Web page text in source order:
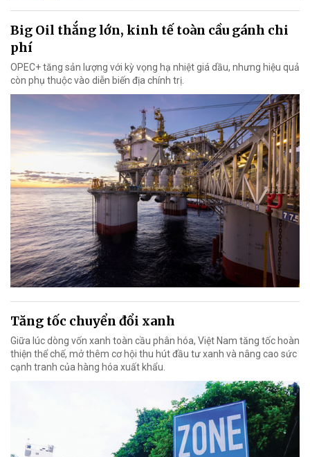
Big Oil thắng lớn, kinh tế toàn cầu gánh chi
phí
OPEC+ tăng sản lượng với kỳ vọng hạ nhiệt giá dầu, nhưng hiệu quả
còn phụ thuộc vào diễn biến địa chính trị.
Tăng tốc chuyển đổi xanh
Giữa lúc dòng vốn xanh toàn cầu phân hóa, Việt Nam tăng tốc hoàn
thiện thể chế, mở thêm cơ hội thu hút đầu tư xanh và nâng cao sức
cạnh tranh của hàng hóa xuất khẩu.